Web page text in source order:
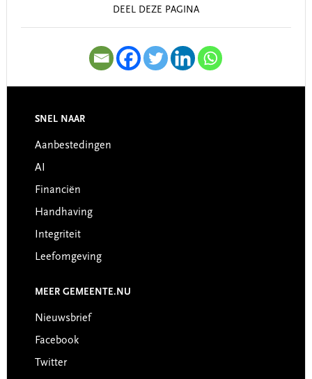
DEEL DEZE PAGINA
Footer
SNEL NAAR
Aanbestedingen
AI
Financiën
Handhaving
Integriteit
Leefomgeving
MEER GEMEENTE.NU
Nieuwsbrief
Facebook
Twitter